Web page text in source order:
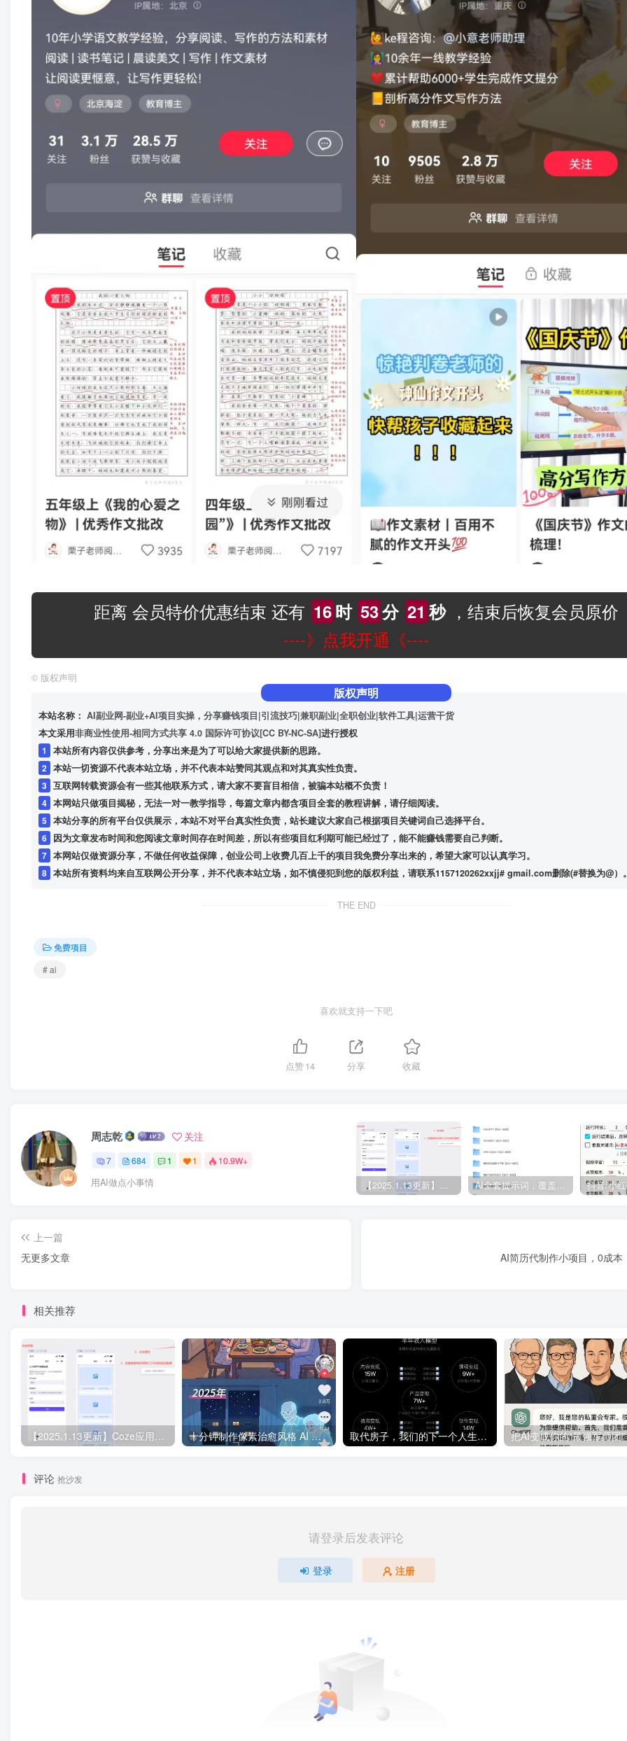
距离 会员特价优惠结束 还有 16时 53分 20 秒，结束后恢复会员原价
----》点我开通《----
© 版权声明
版权声明
本站名称： AI副业网-副业+AI项目实操，分享赚钱项目|引流技巧|兼职副业|全职创业|软件工具|运营干货
本文采用非商业性使用-相同方式共享 4.0 国际许可协议[CC BY-NC-SA]进行授权
1
本站所有内容仅供参考，分享出来是为了可以给大家提供新的思路。
2 本站一切资源不代表本站立场，并不代表本站赞同其观点和对其真实性负责。
3 互联网转载资源会有一些其他联系方式，请大家不要盲目相信，被骗本站概不负责！
4 本网站只做项目揭秘，无法一对一教学指导，每篇文章内都含项目全套的教程讲解，请仔细阅读。
5 本站分享的所有平台仅供展示，本站不对平台真实性负责，站长建议大家自己根据项目关键词自己选择平台。
6 因为文章发布时间和您阅读文章时间存在时间差，所以有些项目红利期可能已经过了，能不能赚钱需要自己判断。
7 本网站仅做资源分享，不做任何收益保障，创业公司上收费几百上千的项目我免费分享出来的，希望大家可以认真学习。
8 本站所有资料均来自互联网公开分享，并不代表本站立场，如不慎侵犯到您的版权利益，请联系1157120262xxjj# gmail.com删除(#替换为@）
THE END
免费项目
# ai
喜欢就支持一下吧
点赞14 分享 收藏
周志乾 关注
7 684 1 1 10.9W+
用AI做点小事情 【2025.1.13更新】Coze应用实战 如何利用coze应用功能，开发一个小程序，并发布到微信 AI全套提示词，覆盖微头条、小说、短视频脚本等32+创作场景
上一篇
无更多文章
AI简历代制作小项目，0成本
相关推荐
【2025.1.13更新】Coze应用实战 如何利用coze应用功能，开发一个小程序，并发布到微信 十分钟制作像素治愈风格 AI 视频，10万+ 不是梦！ 取代房子，我们的下一个人生杠杆是 AI，全文1.4万字的项目复盘
评论 抢沙发
请登录后发表评论
登录 注册